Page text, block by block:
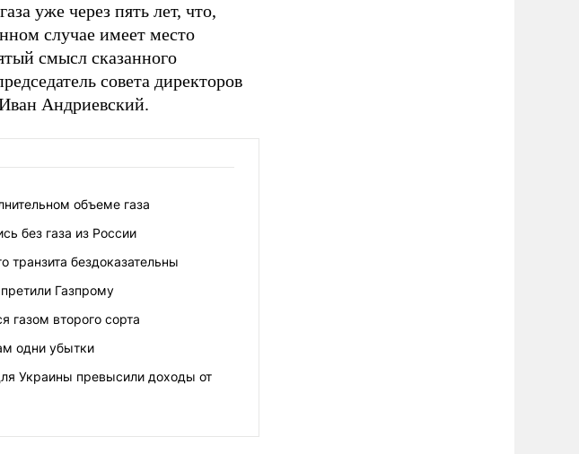
уже через пять лет, что,
случае имеет место
смысл сказанного
совета директоров
Андриевский.
объеме газа
без газа из России
транзита бездоказательны
Газпрому
газом второго сорта
одни убытки
Украины превысили доходы от